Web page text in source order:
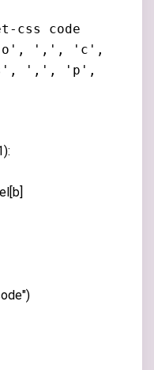
css code
',', 'c',
',', 'p',
):
b
)